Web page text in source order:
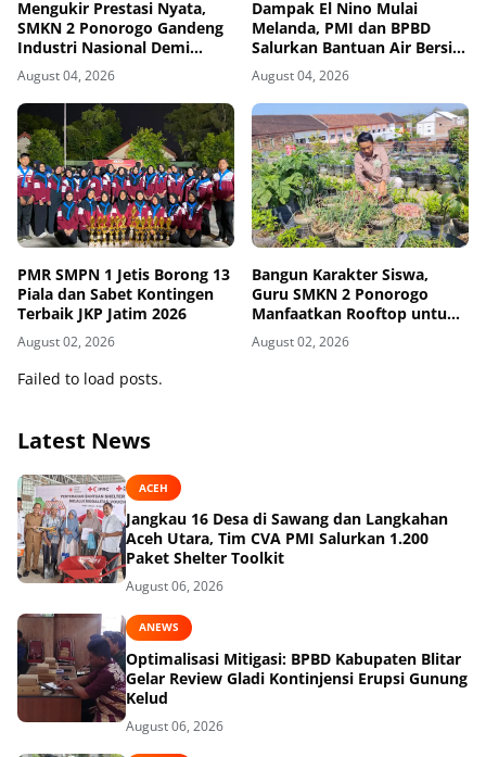
Mengukir Prestasi Nyata,
SMKN 2 Ponorogo Gandeng
Industri Nasional Demi
Sesuaikan Kurikulum
dengan Kebutuhan Dunia
Kerja
August 04, 2026
Dampak El Nino Mulai
Melanda, PMI dan BPBD
Salurkan Bantuan Air Bersih
ke Desa Terdampak di
Ponorogo
August 04, 2026
PMR SMPN 1 Jetis Borong 13
Piala dan Sabet Kontingen
Terbaik JKP Jatim 2026
August 02, 2026
Bangun Karakter Siswa,
Guru SMKN 2 Ponorogo
Manfaatkan Rooftop untuk
Ketahanan Pangan
August 02, 2026
Failed to load posts.
Latest News
ACEH
Jangkau 16 Desa di Sawang dan Langkahan
Aceh Utara, Tim CVA PMI Salurkan 1.200
Paket Shelter Toolkit
August 06, 2026
ANEWS
Optimalisasi Mitigasi: BPBD Kabupaten Blitar
Gelar Review Gladi Kontinjensi Erupsi Gunung
Kelud
August 06, 2026